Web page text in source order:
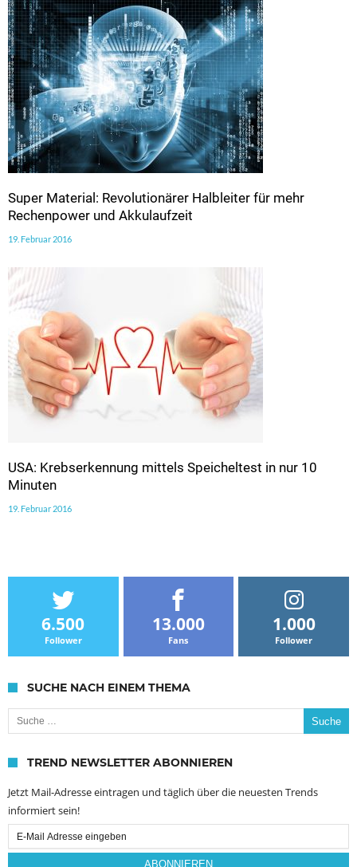
Super Material: Revolutionärer Halbleiter für mehr
Rechenpower und Akkulaufzeit
19. Februar 2016
USA: Krebserkennung mittels Speicheltest in nur 10
Minuten
19. Februar 2016
6.500
Follower
13.000
Fans
1.000
Follower
SUCHE NACH EINEM THEMA
Suche nach:
TREND NEWSLETTER ABONNIEREN
Jetzt Mail-Adresse eintragen und täglich über die neuesten Trends
informiert sein!
Email
Subscription
ABONNIEREN